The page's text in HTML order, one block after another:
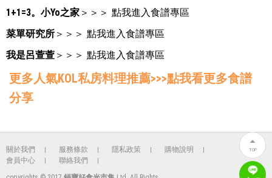
1+1=3。小Yo之家 ＞＞＞ 點我進入食譜專區
菜單研究所 ＞＞＞ 點我進入食譜專區
我是呂萱萱 ＞＞＞ 點我進入食譜專區
更多人氣KOL私房料理推薦>>>點我看更多食譜
分享
關於我們 服務條款 隱私政策
購物說明
會員中心
聯絡我們
TOP